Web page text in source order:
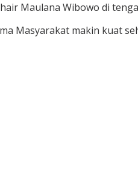
Maulana Wibowo di
Masyarakat makin kuat